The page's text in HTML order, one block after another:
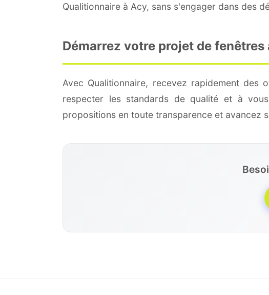
Qualitionnaire à Acy, sans s'engager dans des
Démarrez votre projet de fenêtres
Avec Qualitionnaire, recevez rapidement
respecter les standards de qualité et à
propositions en toute transparence et avancez